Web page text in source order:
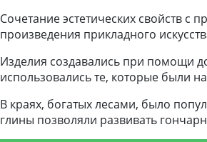
Сочетание эстетических свойств с
произведения прикладного
Изделия создавались при помощи
использовались те, которые были
В краях, богатых лесами, было
глины позволяли развивать